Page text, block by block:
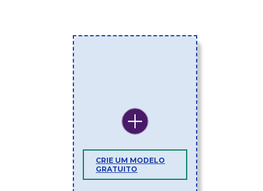
CRIE UM MODELO
GRATUITO